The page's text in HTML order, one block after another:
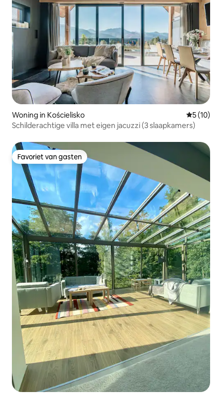
Woning in Kościelisko
5 (10)
Schilderachtige villa met eigen jacuzzi (3 slaapkamers)
Favoriet van gasten
Favoriet van gasten